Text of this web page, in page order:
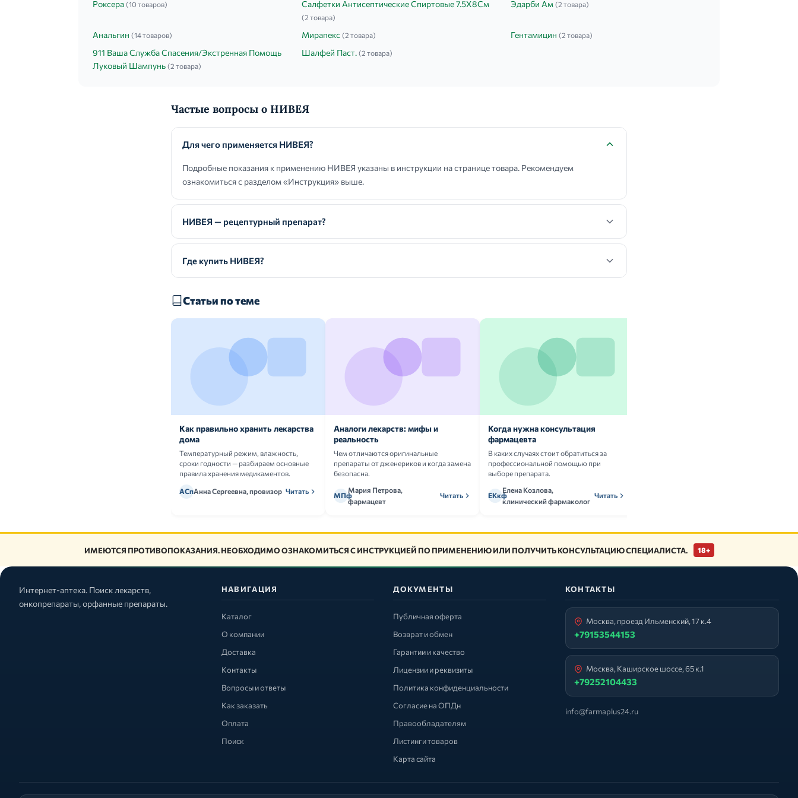
Роксера (10 товаров) Салфетки Антисептические Спиртовые 7.5Х8См
(2 товара)
Эдарби Ам (2 товара)
Анальгин (14 товаров) Мирапекс (2 товара) Гентамицин (2 товара)
911 Ваша Служба Спасения/Экстренная Помощь
Луковый Шампунь (2 товара)
Шалфей Паст. (2 товара)
Частые вопросы о НИВЕЯ
Для чего применяется НИВЕЯ?
Подробные показания к применению НИВЕЯ указаны в инструкции на странице товара. Рекомендуем
ознакомиться с разделом «Инструкция» выше.
НИВЕЯ — рецептурный препарат?
Где купить НИВЕЯ?
Статьи по теме
Как правильно хранить лекарства
дома
Температурный режим, влажность,
сроки годности — разбираем основные
правила хранения медикаментов.
АСпАнна Сергеевна, провизор Читать
Аналоги лекарств: мифы и
реальность
Чем отличаются оригинальные
препараты от дженериков и когда замена
безопасна.
МПф
Мария Петрова,
фармацевт
Читать
Когда нужна консультация
фармацевта
В каких случаях стоит обратиться за
профессиональной помощью при
выборе препарата.
ЕКкф
Елена Козлова,
клинический фармаколог
Читать
ИМЕЮТСЯ ПРОТИВОПОКАЗАНИЯ. НЕОБХОДИМО ОЗНАКОМИТЬСЯ С ИНСТРУКЦИЕЙ ПО ПРИМЕНЕНИЮ ИЛИ ПОЛУЧИТЬ КОНСУЛЬТАЦИЮ СПЕЦИАЛИСТА. 18+
Интернет-аптека. Поиск лекарств,
онкопрепараты, орфанные препараты.
НАВИГАЦИЯ
Каталог
О компании
Доставка
Контакты
Вопросы и ответы
Как заказать
Оплата
Поиск
ДОКУМЕНТЫ
Публичная оферта
Возврат и обмен
Гарантии и качество
Лицензии и реквизиты
Политика конфиденциальности
Согласие на ОПДн
Правообладателям
Листинги товаров
Карта сайта
КОНТАКТЫ
Москва, проезд Ильменский, 17 к.4
+79153544153
Москва, Каширское шоссе, 65 к.1
+79252104433
info@farmaplus24.ru